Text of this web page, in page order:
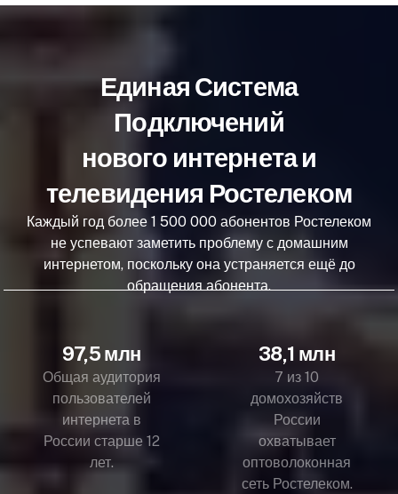
Единая Система
Подключений
нового интернета и
телевидения Ростелеком
Каждый год более 1 500 000 абонентов Ростелеком
не успевают заметить проблему с домашним
интернетом, поскольку она устраняется ещё до
обращения абонента.
97,5 млн
Общая аудитория
пользователей
интернета в
России старше 12
лет.
38,1 млн
7 из 10
домохозяйств
России
охватывает
оптоволоконная
сеть Ростелеком.